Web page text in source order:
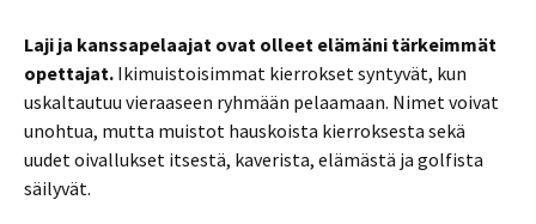
Laji ja kanssapelaajat ovat olleet elämäni tärkeimmät
opettajat. Ikimuistoisimmat kierrokset syntyvät, kun
uskaltautuu vieraaseen ryhmään pelaamaan. Nimet voivat
unohtua, mutta muistot hauskoista kierroksesta sekä
uudet oivallukset itsestä, kaverista, elämästä ja golfista
säilyvät.